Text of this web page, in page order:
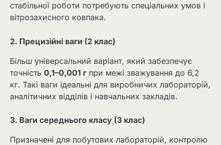
стабільної роботи потребують спеціальних умов і
вітрозахисного ковпака.
2. Прецизійні ваги (2 клас)
Більш універсальний варіант, який забезпечує
точність 0,1–0,001 г при межі зважування до 6,2
кг. Такі ваги ідеальні для виробничих лабораторій,
аналітичних відділів і навчальних закладів.
3. Ваги середнього класу (3 клас)
Призначені для побутових лабораторій, контролю